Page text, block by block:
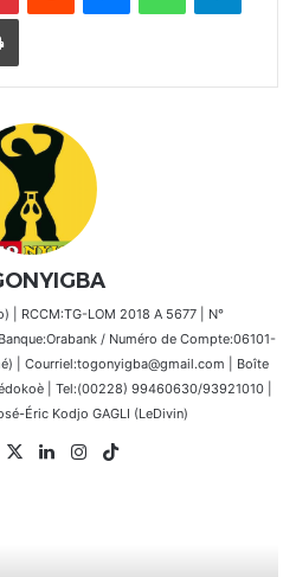
Imprimer
| RCCM:TG-LOM 2018 A 5677 | N°
/ Numéro de Compte:06101-
| Courriel:togonyigba@gmail.com | Boîte
| Tel:(00228) 99460630/93921010 |
Éric Kodjo GAGLI (LeDivin)
Facebook
X LinkedinInstagram